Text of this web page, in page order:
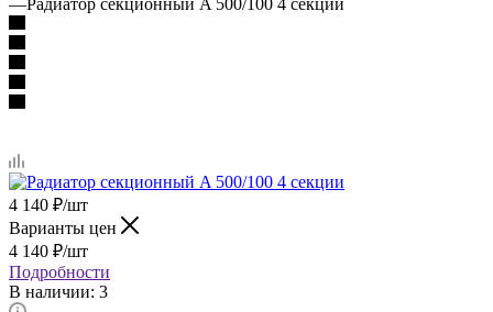
4 140 ₽/шт
Варианты цен
4 140 ₽/шт
Подробности
В наличии: 3